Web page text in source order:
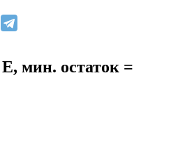
мин. остаток =